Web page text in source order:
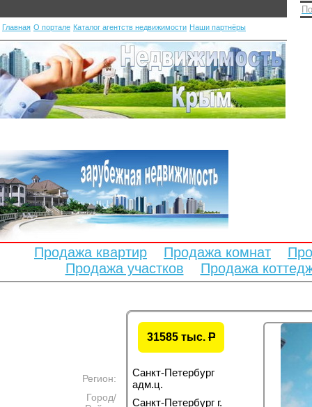
Главная О портале Каталог агентств недвижимости Наши партнёры
Продажа квартир Продажа комнат
Продажа участков
Продажа
31585 тыс. P
Регион:
Санкт-Петербург
адм.ц.
Город/
Санкт-Петербург г.